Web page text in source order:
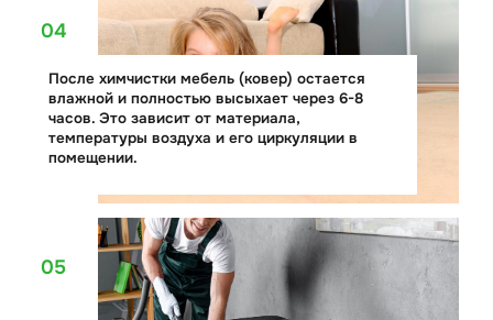
04
После химчистки мебель (ковер) остается
влажной и полностью высыхает через 6-8
часов. Это зависит от материала,
температуры воздуха и его циркуляции в
помещении.
05